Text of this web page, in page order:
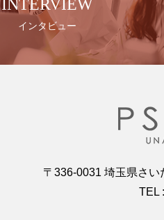
INTERVIEW
インタビュー
〒336-0031 埼玉県さい
TEL